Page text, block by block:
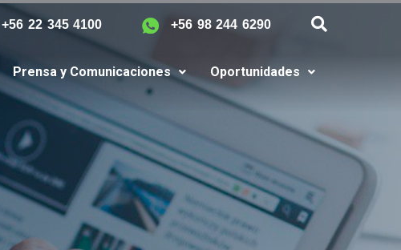
+56 22 345 4100 +56 98 244 6290
Prensa y Comunicaciones Oportunidades